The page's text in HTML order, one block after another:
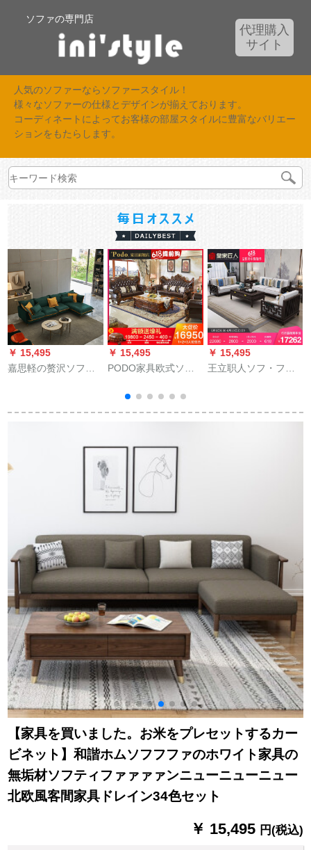
ソファの専門店
代理購入
サイト
人気のソファーならソファースタイル！
様々なソファーの仕様とデザインが揃えております。
コーディネートによってお客様の部屋スタイルに豊富なバリエー
ションをもたらします。
￥ 15,495
嘉思軽の赘沢ソファ
ンプル现代ソ—ズの
￥ 15,495
PODO家具欧式ソフ
セントロイドヴィテ
ィーティーティーテ
ッヴェジッティーテ
ィーティーティーテ
ィージッソソウドフ
ァゴッド層牛革ソウ
ソウドの前にカーニ
バルを彫刻しまし
た。
￥ 15,495
王立职人ソフ・ファ
セ-ン中国风アジ・ア
【家具を買いました。お米をプレセットするカー
ビネット】和諧ホムソフフファのホワイト家具の
無垢材ソフティファァァァンニューニューニュー
北欧風客間家具ドレイン34色セット
￥ 15,495 円(税込)